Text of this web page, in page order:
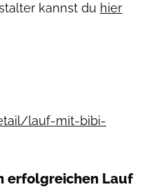
kannst du hier
lauf-mit-bibi-
erfolgreichen Lauf